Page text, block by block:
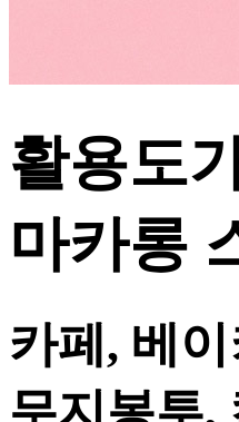
활용도
마카롱
카페, 베
무지봉투,